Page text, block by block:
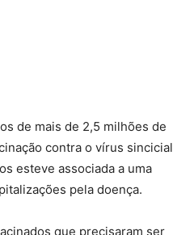
de mais de 2,5 milhões de
contra o vírus sincicial
esteve associada a uma
pela doença.
que precisaram ser